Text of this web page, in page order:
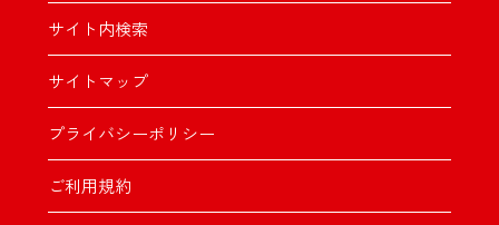
サイト内検索
サイトマップ
プライバシーポリシー
ご利用規約